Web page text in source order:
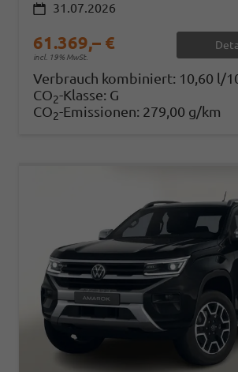
31.07.2026
61.369,– €
incl. 19% MwSt.
Verbrauch kombiniert: 10,60 l/
CO2-Klasse: G
CO2-Emissionen: 279,00 g/km